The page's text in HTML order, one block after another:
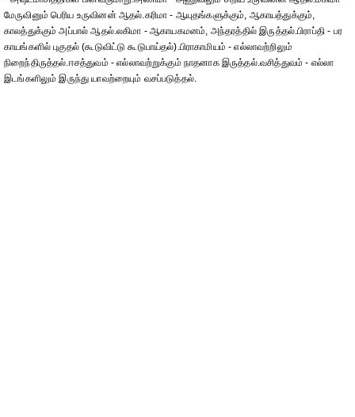
மேருவினும் பெரிய உருவினன் ஆதல்.கரிமா - ஆயுதங்களுக்கும், ஆகாயத்துக்கும்,
காலத்துக்கும் அப்பால் ஆதல்.லகிமா - ஆகாயகமனம், அந்தரத்தில் இருத்தல்.பிராப்தி - பர
காயங்களில் புகுதல் (கூடுவிட்டு கூடுபாய்தல்).பிராகாமியம் - எல்லாவற்றிலும்
நிறைந்திருத்தல்.ஈசத்துவம் - எல்லாவற்றுக்கும் நாதனாக இருத்தல்.வசித்துவம் - எல்லா
இடங்களிலும் இருந்து யாவற்றையும் வசப்படுத்தல்.